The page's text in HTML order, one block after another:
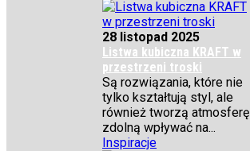
28 listopad 2025
Listwa kubiczna KRAFT w
przestrzeni troski
Są rozwiązania, które nie
tylko kształtują styl, ale
również tworzą atmosferę
zdolną wpływać na...
Inspiracje